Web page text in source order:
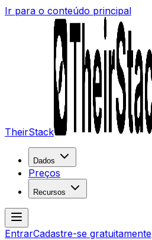
Ir para o conteúdo principal
TheirStack
Dados
Preços
Recursos
EntrarCadastre-se gratuitamente